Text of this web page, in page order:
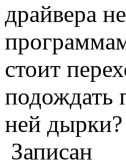
драйвера
стоит
подождать
ней дырки?
Записан